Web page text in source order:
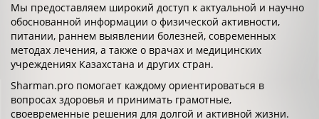
Мы предоставляем широкий доступ к актуальной и научно
обоснованной информации о физической активности,
питании, раннем выявлении болезней, современных
методах лечения, а также о врачах и медицинских
учреждениях Казахстана и других стран.
Sharman.pro помогает каждому ориентироваться в
вопросах здоровья и принимать грамотные,
своевременные решения для долгой и активной жизни.